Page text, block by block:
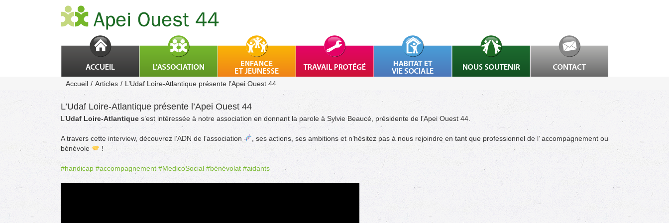
Accueil Articles L’Udaf Loire-Atlantique présente l’Apei Ouest 44
L’Udaf Loire-Atlantique présente l’Apei Ouest 44
L’Udaf Loire-Atlantiques’est intéressée à notre association en donnant la parole à Sylvie Beaucé, présidente de l’Apei Ouest 44.
A travers cette interview, découvrez l’ADN de l’association
, ses actions, ses ambitions et n’hésitez pas à nous rejoindre en tant que professionnel de l’ accompagnement ou
bénévole
!
#handicap #accompagnement #MedicoSocial #bénévolat #aidants